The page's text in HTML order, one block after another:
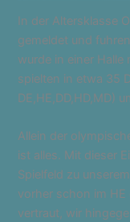
In der Altersklasse
gemeldet und
wurde in einer Halle
spielten in etwa 35
DE,HE,DD,HD,MD)
Allein der
ist alles. Mit dieser
Spielfeld zu
vorher schon im
vertraut, wir